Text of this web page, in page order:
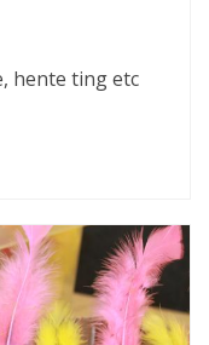
hente ting etc